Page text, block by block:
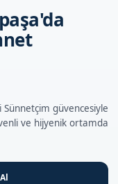
güvencesiyle
ve hijyenik ortamda